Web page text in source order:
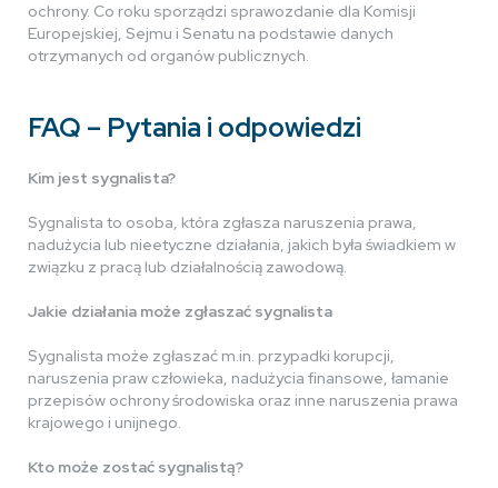
ochrony. Co roku sporządzi sprawozdanie dla Komisji
Europejskiej, Sejmu i Senatu na podstawie danych
otrzymanych od organów publicznych.
FAQ – Pytania i odpowiedzi
Kim jest sygnalista?
Sygnalista to osoba, która zgłasza naruszenia prawa,
nadużycia lub nieetyczne działania, jakich była świadkiem w
związku z pracą lub działalnością zawodową.
Jakie działania może zgłaszać sygnalista
Sygnalista może zgłaszać m.in. przypadki korupcji,
naruszenia praw człowieka, nadużycia finansowe, łamanie
przepisów ochrony środowiska oraz inne naruszenia prawa
krajowego i unijnego.
Kto może zostać sygnalistą?